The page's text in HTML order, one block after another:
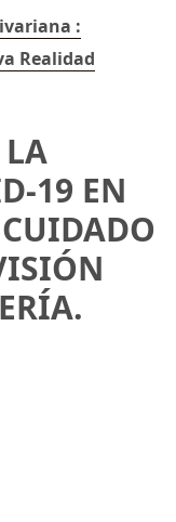
:
Realidad
19 EN